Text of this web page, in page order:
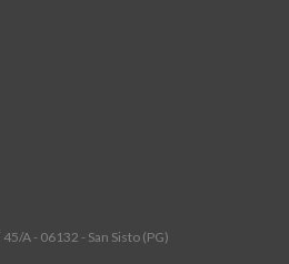
A - 06132 - San Sisto (PG)